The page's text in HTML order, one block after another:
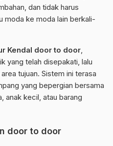
dan tidak harus
moda ke moda lain berkali-
Kendal door to door,
yang telah disepakati, lalu
tujuan. Sistem ini terasa
yang bepergian bersama
anak kecil, atau barang
door to door